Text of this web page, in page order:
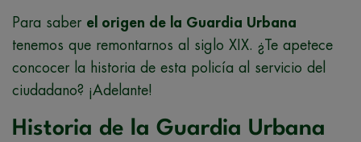
Para saber el origen de la Guardia Urbana
tenemos que remontarnos al siglo XIX. ¿Te apetece
concocer la historia de esta policía al servicio del
ciudadano? ¡Adelante!
Historia de la Guardia Urbana